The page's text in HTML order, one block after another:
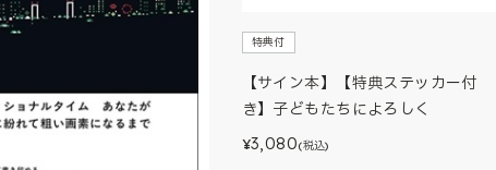
特典付
【サイン本】【特典ステッカー付
き】子どもたちによろしく
¥3,080(税込)